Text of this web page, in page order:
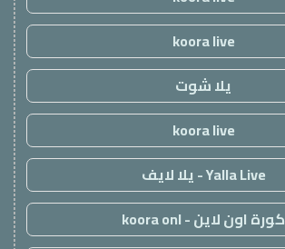
koora live
يلا شوت
koora live
Yalla Live - يلا لايف
كورة اون لاين - koora onl